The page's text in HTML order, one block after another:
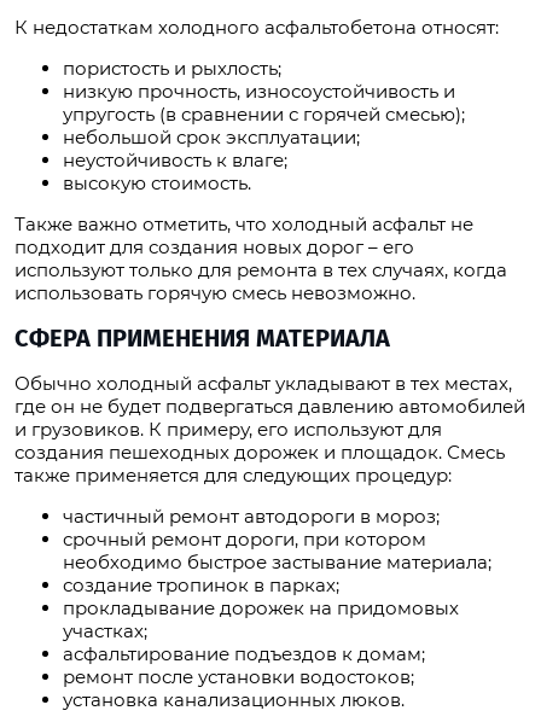
К недостаткам холодного асфальтобетона относят:
пористость и рыхлость;
низкую прочность, износоустойчивость и
упругость (в сравнении с горячей смесью);
небольшой срок эксплуатации;
неустойчивость к влаге;
высокую стоимость.
Также важно отметить, что холодный асфальт не
подходит для создания новых дорог – его
используют только для ремонта в тех случаях, когда
использовать горячую смесь невозможно.
СФЕРА ПРИМЕНЕНИЯ МАТЕРИАЛА
Обычно холодный асфальт укладывают в тех местах,
где он не будет подвергаться давлению автомобилей
и грузовиков. К примеру, его используют для
создания пешеходных дорожек и площадок. Смесь
также применяется для следующих процедур:
частичный ремонт автодороги в мороз;
срочный ремонт дороги, при котором
необходимо быстрое застывание материала;
создание тропинок в парках;
прокладывание дорожек на придомовых
участках;
асфальтирование подъездов к домам;
ремонт после установки водостоков;
установка канализационных люков.